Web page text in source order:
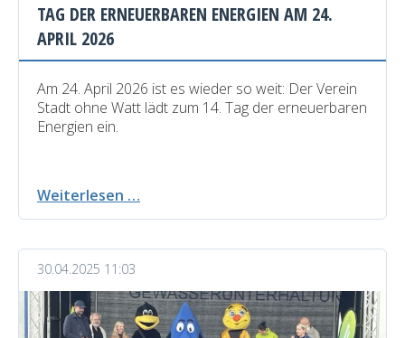
TAG DER ERNEUERBAREN ENERGIEN AM 24.
APRIL 2026
Am 24. April 2026 ist es wieder so weit: Der Verein
Stadt ohne Watt lädt zum 14. Tag der erneuerbaren
Energien ein.
Weiterlesen …
Energien
24.
April
2026
30.04.2025 11:03